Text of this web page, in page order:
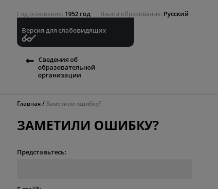
Год основания 1952 год Языки образования Русский
Версия для слабовидящих
Сведения об
образовательной
организации
Главная Заметили ошибку?
ЗАМЕТИЛИ ОШИБКУ?
Представьтесь: